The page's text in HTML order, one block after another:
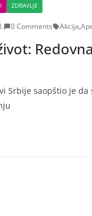
ZDRAVLJE
0 Comments Akcija,
Srbije saopštio je